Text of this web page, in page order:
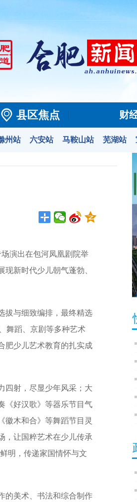
县区焦点 财
州站 六安站 马鞍山站 芜湖站
演出在包河凤凰剧院举
新时代少儿朝气蓬勃、
与细致编排，最终精选
舞蹈、京剧等多种艺术
肥少儿艺术教育的扎实成
射，尽显少年风采；大
《好汉歌》等器乐节目气
徽木和合》等舞蹈节目灵
，让国粹艺术在少儿传承
明，传递家国情怀与文
美术、书法和综合制作